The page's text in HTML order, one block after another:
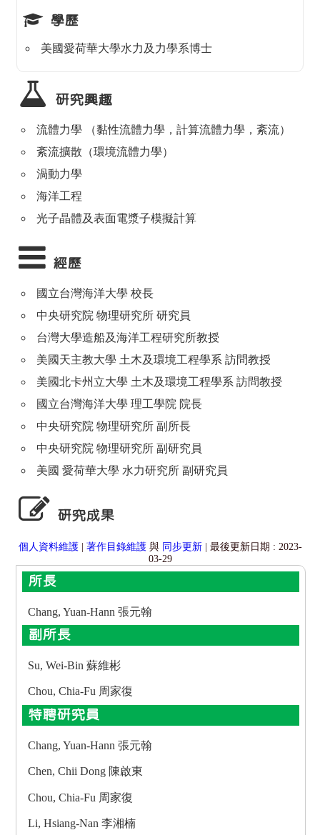
學歷
美國愛荷華大學水力及力學系博士
研究興趣
流體力學 （黏性流體力學，計算流體力學，紊流）
紊流擴散（環境流體力學）
渦動力學
海洋工程
光子晶體及表面電漿子模擬計算
經歷
國立台灣海洋大學 校長
中央研究院 物理研究所 研究員
台灣大學造船及海洋工程研究所教授
美國天主教大學 土木及環境工程學系 訪問教授
美國北卡州立大學 土木及環境工程學系 訪問教授
國立台灣海洋大學 理工學院 院長
中央研究院 物理研究所 副所長
中央研究院 物理研究所 副研究員
美國 愛荷華大學 水力研究所 副研究員
研究成果
個人資料維護 著作目錄維護 與 同步更新| 最後更新日期 : 2023-
03-29
所長
Chang, Yuan-Hann 張元翰
副所長
Su, Wei-Bin 蘇維彬
Chou, Chia-Fu 周家復
特聘研究員
Chang, Yuan-Hann 張元翰
Chen, Chii Dong 陳啟東
Chou, Chia-Fu 周家復
Li, Hsiang-Nan 李湘楠